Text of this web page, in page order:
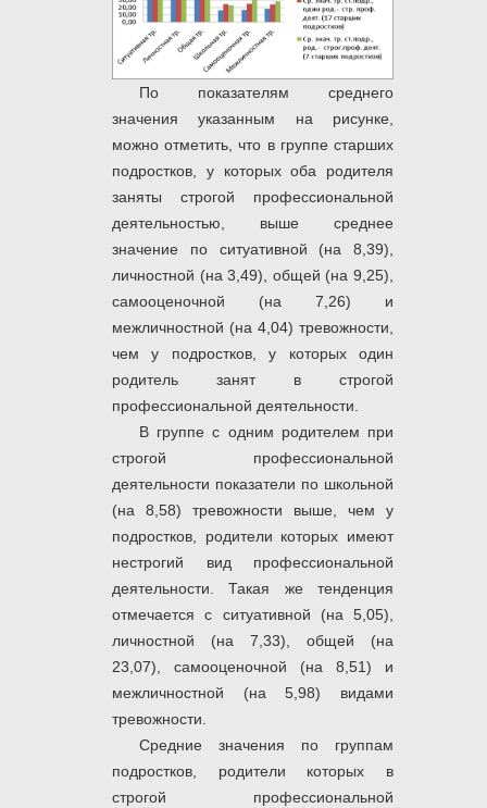
По показателям среднего
значения указанным на рисунке,
можно отметить, что в группе старших
подростков, у которых оба родителя
заняты строгой профессиональной
деятельностью, выше среднее
значение по ситуативной (на 8,39),
личностной (на 3,49), общей (на 9,25),
самооценочной (на 7,26) и
межличностной (на 4,04) тревожности,
чем у подростков, у которых один
родитель занят в строгой
профессиональной деятельности.
В группе с одним родителем при
строгой профессиональной
деятельности показатели по школьной
(на 8,58) тревожности выше, чем у
подростков, родители которых имеют
нестрогий вид профессиональной
деятельности. Такая же тенденция
отмечается с ситуативной (на 5,05),
личностной (на 7,33), общей (на
23,07), самооценочной (на 8,51) и
межличностной (на 5,98) видами
тревожности.
Средние значения по группам
подростков, родители которых в
строгой профессиональной